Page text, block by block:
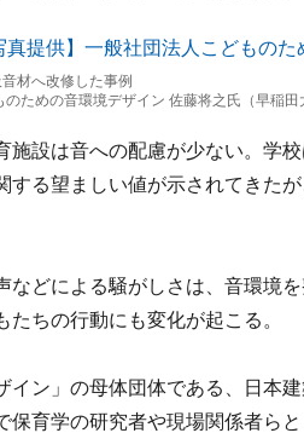
材へ改修した事例
のための音環境デザイン 佐藤将之氏（早稲
施設は音への配慮が少ない。学
する望ましい値が示されてきた
などによる騒がしさは、音環境
ちの行動にも変化が起こる。
イン」の母体団体である、日本
保育学の研究者や現場関係者ら